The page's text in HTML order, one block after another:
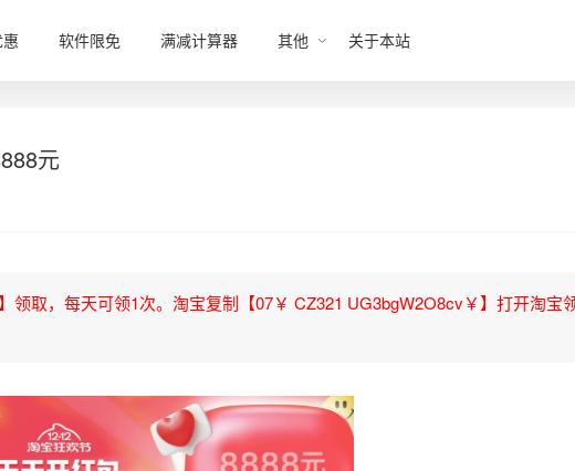
软件限免 满减计算器 其他 关于本站
元
领取，每天可领1次。淘宝复制【07￥ CZ321 UG3bgW2O8cv￥】打开淘宝